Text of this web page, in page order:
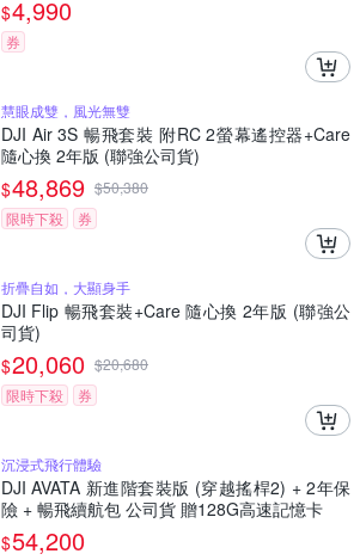
$4,990
券
慧眼成雙，風光無雙
DJI Air 3S 暢飛套裝 附RC 2螢幕遙控器+Care
隨心換 2年版 (聯強公司貨)
$48,869 $50,380
限時下殺
券
折疊自如，大顯身手
DJI Flip 暢飛套裝+Care 隨心換 2年版 (聯強公
司貨)
$20,060 $20,680
限時下殺
券
沉浸式飛行體驗
DJI AVATA 新進階套裝版 (穿越搖桿2) + 2年保
險 + 暢飛續航包 公司貨 贈128G高速記憶卡
$54,200